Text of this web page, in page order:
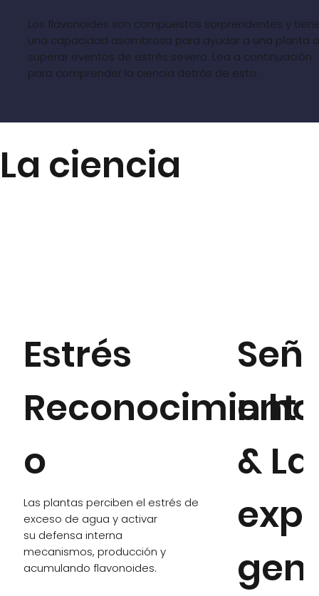
Los flavonoides son compuestos sorprendentes y
una capacidad asombrosa para ayudar a una planta a
superar eventos de estrés severo. Lea a continuación
para comprender la ciencia detrás de esto.
La ciencia
Estrés
Reconocimient
o
Las plantas perciben el estrés de
exceso de agua y activar
su defensa interna
mecanismos, producción y
acumulando flavonoides.
n
& La